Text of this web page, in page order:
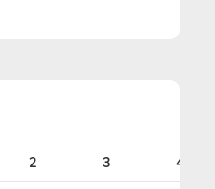
2 3 4